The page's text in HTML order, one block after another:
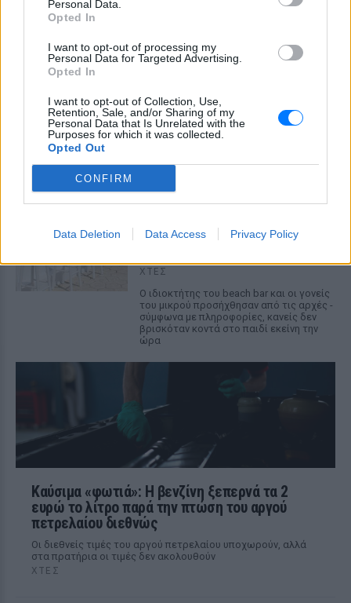
Personal Data.
Opted In
I want to opt-out of processing my
Personal Data for Targeted Advertising.
Opted In
I want to opt-out of Collection, Use,
Retention, Sale, and/or Sharing of my
Personal Data that Is Unrelated with the
Purposes for which it was collected.
Opted Out
CONFIRM
Data Deletion Data Access Privacy Policy
Ουκρανία: Βίντεο σοκ με
19χρονο να οδηγείται με τη βία
ΧΤΕΣ
Βίντεο που φέρεται να δείχνει βίαιη
μεταφορά άνδρα για στρατιωτική
επαναφέρει τη συζήτηση για το λεγόμενο
Πάρο: 4χρονος έχασε τη ζωή
Βούτηξε ο μπάρμαν για να τον
ΧΤΕΣ
Ο ιδιοκτήτης του beach bar και οι γονείς
του μικρού προσήχθησαν από τις αρχές -
σύμφωνα με πληροφορίες, κανείς δεν
βρισκόταν κοντά στο παιδί εκείνη την
ώρα
Καύσιμα «φωτιά»: Η βενζίνη ξεπερνά τα 2
ευρώ το λίτρο παρά την πτώση του αργού
πετρελαίου διεθνώς
Οι διεθνείς τιμές του αργού πετρελαίου υποχωρούν, αλλά
στα πρατήρια οι τιμές δεν ακολουθούν
ΧΤΕΣ